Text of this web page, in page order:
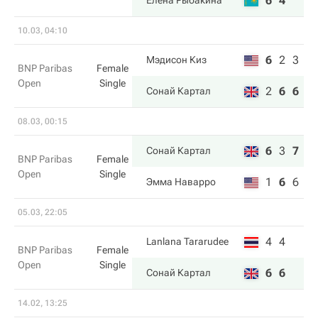
10.03, 04:10
BNP Paribas
Open
Female
Single
Мэдисон Киз 6 2 3
Сонай Картал 2 6 6
08.03, 00:15
BNP Paribas
Open
Female
Single
Сонай Картал 6 3 7
Эмма Наварро 1 6 6
05.03, 22:05
BNP Paribas
Open
Female
Single
Lanlana Tararudee 4 4
Сонай Картал 6 6
14.02, 13:25